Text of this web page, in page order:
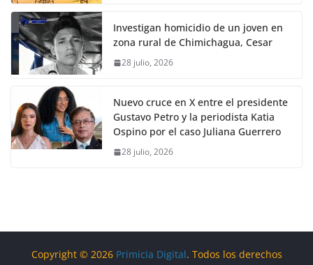
Investigan homicidio de un joven en
zona rural de Chimichagua, Cesar
28 julio, 2026
Nuevo cruce en X entre el presidente
Gustavo Petro y la periodista Katia
Ospino por el caso Juliana Guerrero
28 julio, 2026
Copyright © 2026 Primicia Digital. Todos los derechos